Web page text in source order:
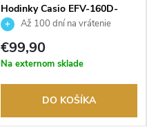
Hodinky Casio EFV-160D-
1AVEFAž 100 dní na vrátenie
tovaru. Autorizovaný predajca.
€99,90
Na externom sklade
DO KOŠÍKA